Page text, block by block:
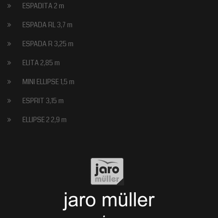
ESPADITA 2 m
ESPADA RL 3,7 m
ESPADA R 3,25 m
ELITA 2,85 m
MINI ELLIPSE 1,5 m
ESPRIT 3,15 m
ELLIPSE 2 2,9 m